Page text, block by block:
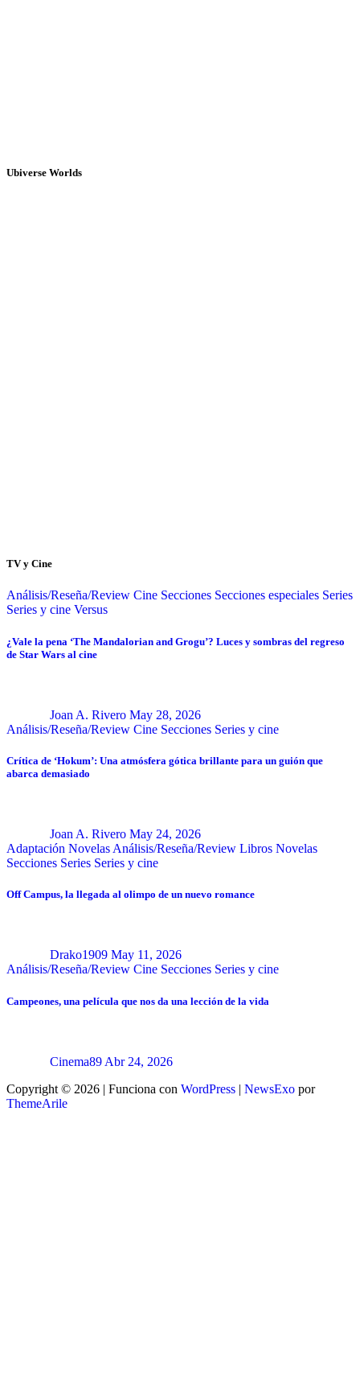
Ubiverse Worlds
TV y Cine
Análisis/Reseña/Review Cine Secciones Secciones especiales Series
Series y cine Versus
¿Vale la pena ‘The Mandalorian and Grogu’? Luces y sombras del regreso
de Star Wars al cine
Joan A. Rivero May 28, 2026
Análisis/Reseña/Review Cine Secciones Series y cine
Crítica de ‘Hokum’: Una atmósfera gótica brillante para un guión que
abarca demasiado
Joan A. Rivero May 24, 2026
Adaptación Novelas Análisis/Reseña/Review Libros Novelas
Secciones Series Series y cine
Off Campus, la llegada al olimpo de un nuevo romance
Drako1909 May 11, 2026
Análisis/Reseña/Review Cine Secciones Series y cine
Campeones, una película que nos da una lección de la vida
Cinema89 Abr 24, 2026
Copyright © 2026 | Funciona con WordPress | NewsExo por
ThemeArile